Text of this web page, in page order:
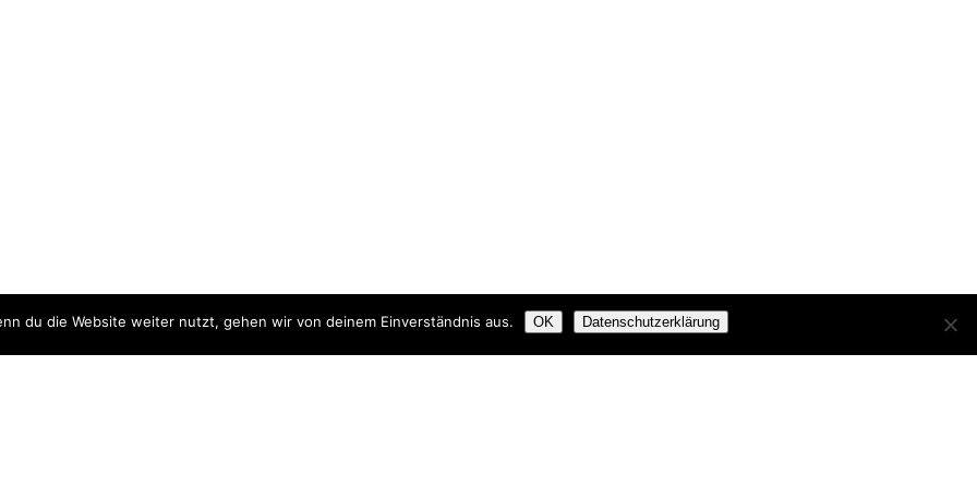
du die Website weiter nutzt, gehen wir von deinem Einverständnis aus. OK Datenschutzerklärung